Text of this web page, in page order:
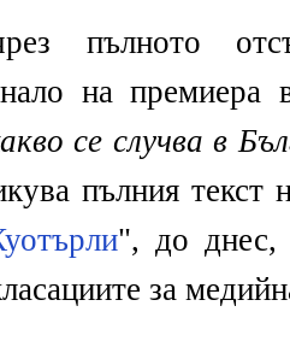
пълното
на
се случва в
пълния текст
", до днес,
за